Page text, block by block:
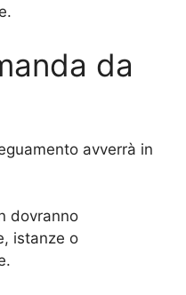
da
avverrà in
dovranno
istanze o